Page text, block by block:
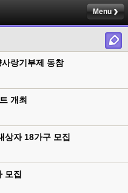
Menu
랑기부제 동참
개최
상자 18가구 모집
모집